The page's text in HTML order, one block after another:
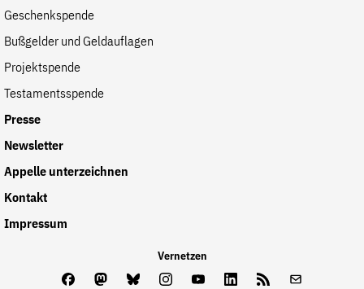
Geschenkspende
Bußgelder und Geldauflagen
Projektspende
Testamentsspende
Presse
Newsletter
Appelle unterzeichnen
Kontakt
Impressum
Vernetzen
FacebookMastodon
BlueskyInstagram
YoutubeLinkedInFeed